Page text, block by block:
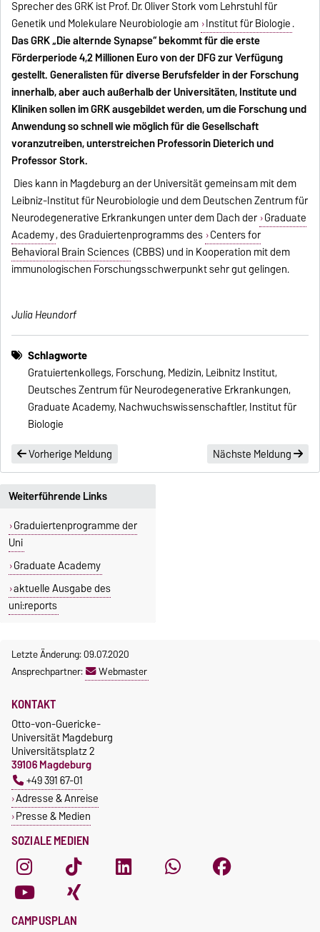
Sprecher des GRK ist Prof. Dr. Oliver Stork vom Lehrstuhl für
Genetik und Molekulare Neurobiologie am Institut für Biologie.
Das GRK „Die alternde Synapse“ bekommt für die erste
Förderperiode 4,2 Millionen Euro von der DFG zur Verfügung
gestellt. Generalisten für diverse Berufsfelder in der Forschung
innerhalb, aber auch außerhalb der Universitäten, Institute und
Kliniken sollen im GRK ausgebildet werden, um die Forschung und
Anwendung so schnell wie möglich für die Gesellschaft
voranzutreiben, unterstreichen Professorin Dieterich und
Professor Stork.
Dies kann in Magdeburg an der Universität gemeinsam mit dem
Leibniz-Institut für Neurobiologie und dem Deutschen Zentrum für
Neurodegenerative Erkrankungen unter dem Dach der Graduate
Academy, des Graduiertenprogramms des Centers for
Behavioral Brain Sciences (CBBS) und in Kooperation mit dem
immunologischen Forschungsschwerpunkt sehr gut gelingen.
Julia Heundorf
Schlagworte
Gratuiertenkollegs, Forschung, Medizin, Leibnitz Institut,
Deutsches Zentrum für Neurodegenerative Erkrankungen,
Graduate Academy, Nachwuchswissenschaftler, Institut für
Biologie
Vorherige Meldung
Nächste Meldung
Weiterführende Links
Graduiertenprogramme der
Uni
Graduate Academy
aktuelle Ausgabe des
uni:reports
Letzte Änderung: 09.07.2020
Ansprechpartner:
Webmaster
SOZIALE MEDIEN
KONTAKT
Otto-von-Guericke-
Universität Magdeburg
Universitätsplatz 2
39106 Magdeburg
+49 391 67-01
Adresse & Anreise
Presse & Medien
CAMPUSPLAN